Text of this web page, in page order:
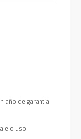
año de garantía
o uso